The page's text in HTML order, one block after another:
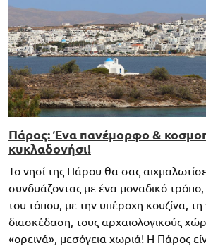
Πάρος: Ένα πανέμορφο &
κυκλαδονήσι!
Το νησί της Πάρου θα σας
συνδυάζοντας με ένα μοναδικό
του τόπου, με την υπέροχη κουζίνα, τη
διασκέδαση, τους αρχαιολογικούς
«ορεινά», μεσόγεια χωριά! Η Πάρος